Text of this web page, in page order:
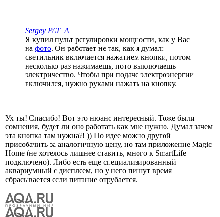
Sergey PAT_A
Я купил пульт регулировки мощности, как у Вас
на фото. Он работает не так, как я думал:
светильник включается нажатием кнопки, потом
несколько раз нажимаешь, пото выключаешь
электричество. Чтобы при подаче электроэнергии
включился, нужно руками нажать на кнопку.
Ух ты! Спасибо! Вот это нюанс интересный. Тоже были
сомнения, будет ли оно работать как мне нужно. Думал зачем
эта кнопка там нужна?! )) По идее можно другой
присобачить за аналогичную цену, но там приложение Magic
Home (не хотелось лишнее ставить, много к SmartLife
подключено). Либо есть еще специализированный
аквариумный с дисплеем, но у него пишут время
сбрасывается если питание отрубается.